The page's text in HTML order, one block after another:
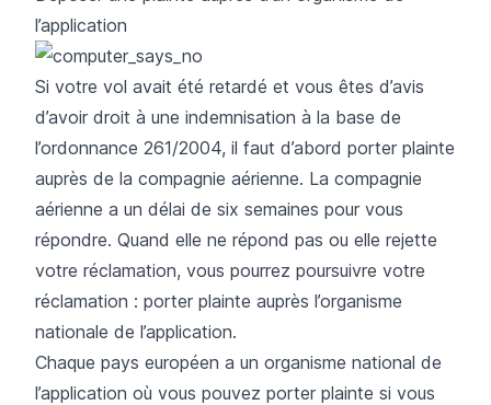
l’application
Si votre vol avait été retardé et vous êtes d’avis
d’avoir droit à une indemnisation à la base de
l’ordonnance 261/2004, il faut d’abord porter plainte
auprès de la compagnie aérienne. La compagnie
aérienne a un délai de six semaines pour vous
répondre. Quand elle ne répond pas ou elle rejette
votre réclamation, vous pourrez poursuivre votre
réclamation : porter plainte auprès l’organisme
nationale de l’application.
Chaque pays européen a un organisme national de
l’application où vous pouvez porter plainte si vous